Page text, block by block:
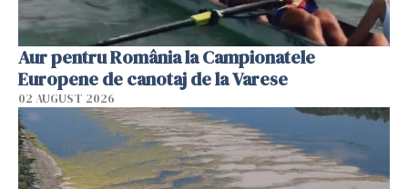
Aur pentru România la Campionatele
Europene de canotaj de la Varese
02 AUGUST 2026